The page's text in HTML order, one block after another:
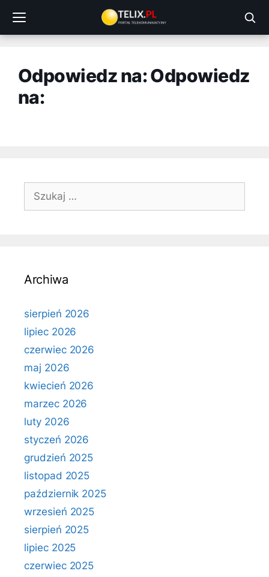
treści
Odpowiedz na: Odpowiedz
na:
Szukaj:
Archiwa
sierpień 2026
lipiec 2026
czerwiec 2026
maj 2026
kwiecień 2026
marzec 2026
luty 2026
styczeń 2026
grudzień 2025
listopad 2025
październik 2025
wrzesień 2025
sierpień 2025
lipiec 2025
czerwiec 2025